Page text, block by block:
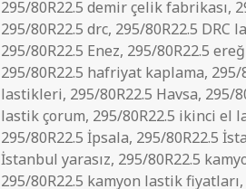
295/80R22.5 demir çelik fabrikası,
295/80R22.5 drc, 295/80R22.5 DRC
295/80R22.5 Enez, 295/80R22.5
295/80R22.5 hafriyat kaplama,
lastikleri, 295/80R22.5 Havsa, 295/
lastik çorum, 295/80R22.5 ikinci el
295/80R22.5 İpsala, 295/80R22.5
İstanbul yarasız, 295/80R22.5
295/80R22.5 kamyon lastik fiyatları,